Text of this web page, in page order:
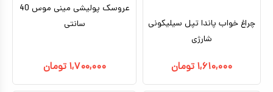
چراغ خواب پاندا تپل سیلیکونی
شارژی
۱,۶۱۰,۰۰۰ تومان
عروسک پولیشی مینی موس 40
سانتی
۱,۷۰۰,۰۰۰ تومان